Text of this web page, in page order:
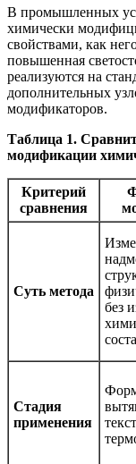
В промышленных
химически
свойствами, как
повышенная
реализуются на
дополнительных
модификаторов.
Таблица 1.
модификации
Критерий
сравнения
Суть метода
без
Стадия
применения